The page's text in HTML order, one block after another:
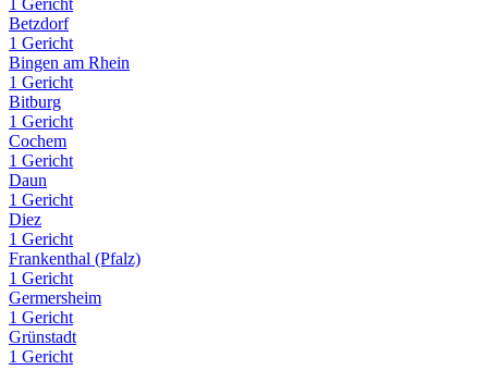
Betzdorf
1 Gericht
Bingen am Rhein
1 Gericht
Bitburg
1 Gericht
Cochem
1 Gericht
Daun
1 Gericht
Diez
1 Gericht
Frankenthal (Pfalz)
1 Gericht
Germersheim
1 Gericht
Grünstadt
1 Gericht